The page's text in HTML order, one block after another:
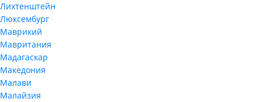
Лихтенштейн
Люксембург
Маврикий
Мавритания
Мадагаскар
Македония
Малави
Малайзия